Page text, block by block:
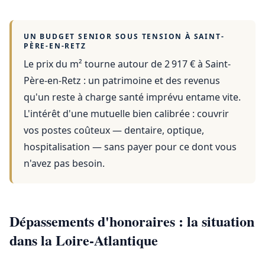
UN BUDGET SENIOR SOUS TENSION À SAINT-
PÈRE-EN-RETZ
Le prix du m² tourne autour de 2 917 €à Saint-
Père-en-Retz : un patrimoine et des revenus
qu'un reste à charge santé imprévu entame vite.
L'intérêt d'une mutuelle bien calibrée : couvrir
vos postes coûteux — dentaire, optique,
hospitalisation — sans payer pour ce dont vous
n'avez pas besoin.
Dépassements d'honoraires : la situation
dans la Loire-Atlantique